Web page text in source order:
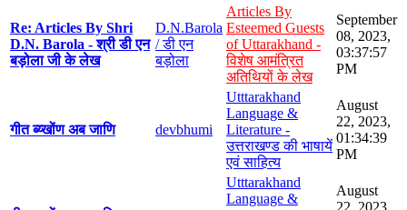
Re: Articles By Shri
D.N. Barola - श्री डी एन
बड़ोला जी के लेख
D.N.Barola
/ डी एन
बड़ोला
Articles By
Esteemed Guests
of Uttarakhand -
विशेष आमंत्रित
अतिथियों के लेख
September
08, 2023,
03:37:57
PM
गीत ब्य्खोंण अब जाणि devbhumi
Utttarakhand
Language &
Literature -
उत्तराखण्ड की भाषायें
एवं साहित्य
August
22, 2023,
01:34:39
PM
Utttarakhand
Language &
August
22, 2023,